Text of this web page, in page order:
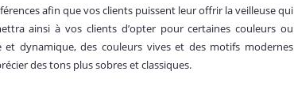
afin que vos clients puissent leur offrir la veilleuse qui
ainsi à vos clients d’opter pour certaines couleurs ou
dynamique, des couleurs vives et des motifs modernes
des tons plus sobres et classiques.